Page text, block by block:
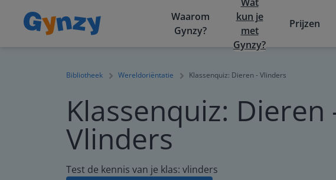
Waarom
Gynzy?
kun je
met
Gynzy?
Prijzen
Bibliotheek Wereldoriëntatie Klassenquiz: Dieren - Vlinders
Klassenquiz: Dieren
Vlinders
Test de kennis van je klas: vlinders